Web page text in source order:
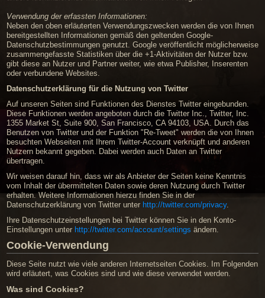
Verwendung der erfassten Informationen:
Neben den oben erläuterten Verwendungszwecken werden die von Ihnen
bereitgestellten Informationen gemäß den geltenden Google-
Datenschutzbestimmungen genutzt. Google veröffentlicht möglicherweise
zusammengefasste Statistiken über die +1-Aktivitäten der Nutzer bzw.
gibt diese an Nutzer und Partner weiter, wie etwa Publisher, Inserenten
oder verbundene Websites.
Datenschutzerklärung für die Nutzung von Twitter
Auf unseren Seiten sind Funktionen des Dienstes Twitter eingebunden.
Diese Funktionen werden angeboten durch die Twitter Inc., Twitter, Inc.
1355 Market St, Suite 900, San Francisco, CA 94103, USA. Durch das
Benutzen von Twitter und der Funktion "Re-Tweet" werden die von Ihnen
besuchten Webseiten mit Ihrem Twitter-Account verknüpft und anderen
Nutzern bekannt gegeben. Dabei werden auch Daten an Twitter
übertragen.
Wir weisen darauf hin, dass wir als Anbieter der Seiten keine Kenntnis
vom Inhalt der übermittelten Daten sowie deren Nutzung durch Twitter
erhalten. Weitere Informationen hierzu finden Sie in der
Datenschutzerklärung von Twitter unter http://twitter.com/privacy.
Ihre Datenschutzeinstellungen bei Twitter können Sie in den Konto-
Einstellungen unter http://twitter.com/account/settings ändern.
Cookie-Verwendung
Diese Seite nutzt wie viele anderen Internetseiten Cookies. Im Folgenden
wird erläutert, was Cookies sind und wie diese verwendet werden.
Was sind Cookies?